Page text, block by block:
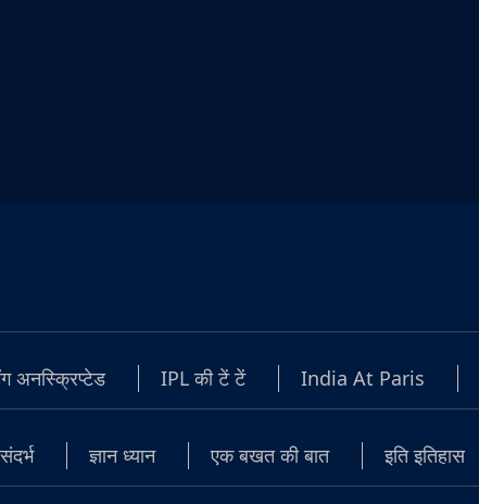
अनस्क्रिप्टेड IPL की टें टें India At Paris
संदर्भ ज्ञान ध्यान एक बखत की बात इति इतिहास